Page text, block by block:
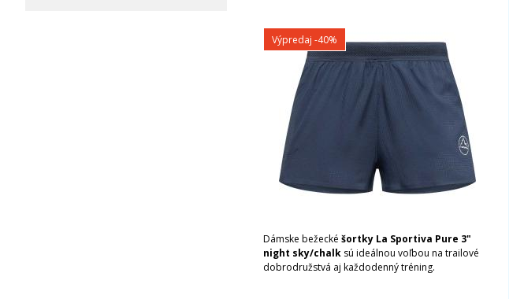
Výpredaj -40%
Dámske bežecké šortky La Sportiva Pure 3"
night sky/chalksú ideálnou voľbou na trailové
dobrodružstvá aj každodenný tréning.